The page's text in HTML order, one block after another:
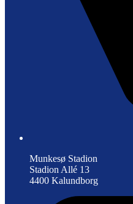
Munkesø Stadion
Stadion Allé 13
4400 Kalundborg